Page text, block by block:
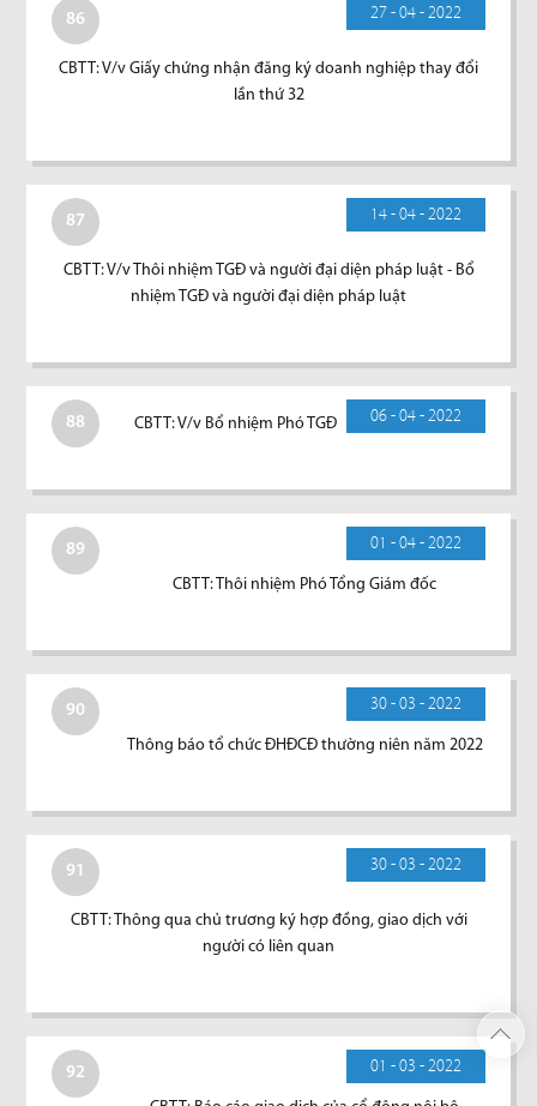
86 27 - 04 - 2022
CBTT: V/v Giấy chứng nhận đăng ký doanh nghiệp thay đổi
lần thứ 32
87 14 - 04 - 2022
CBTT: V/v Thôi nhiệm TGĐ và người đại diện pháp luật - Bổ
nhiệm TGĐ và người đại diện pháp luật
88 06 - 04 - 2022
CBTT: V/v Bổ nhiệm Phó TGĐ
89 01 - 04 - 2022
CBTT: Thôi nhiệm Phó Tổng Giám đốc
90 30 - 03 - 2022
Thông báo tổ chức ĐHĐCĐ thường niên năm 2022
91 30 - 03 - 2022
CBTT: Thông qua chủ trương ký hợp đồng, giao dịch với
người có liên quan
92 01 - 03 - 2022